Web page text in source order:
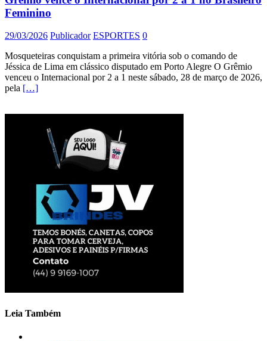
Feminino
29/03/2026 Publicador ESPORTES 0
Mosqueteiras conquistam a primeira vitória sob o comando de
Jéssica de Lima em clássico disputado em Porto Alegre O Grêmio
venceu o Internacional por 2 a 1 neste sábado, 28 de março de 2026,
pela […]
Leia Também